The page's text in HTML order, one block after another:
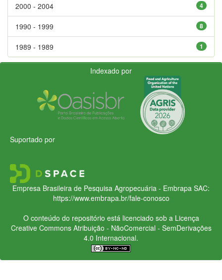
4
2000 - 2004
8
1990 - 1999
1
1989 - 1989
Indexado por
Suportado por
Empresa Brasileira de Pesquisa Agropecuária - Embrapa SAC:
https://www.embrapa.br/fale-conosco
O conteúdo do repositório está licenciado sob a Licença
Creative CommonsAtribuição - NãoComercial - SemDerivações
4.0 Internacional.